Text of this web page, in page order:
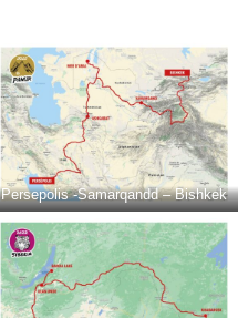
Persepolis -Samarqandd – Bishkek